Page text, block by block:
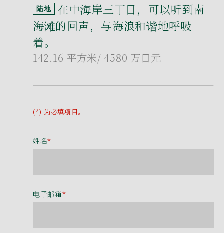
陆地
在中海岸三丁目，可以听到南
海滩的回声，与海浪和谐地呼吸
着。
142.16 平方米/ 4580 万日元
(*) 为必填项目。
姓名*
电子邮箱*